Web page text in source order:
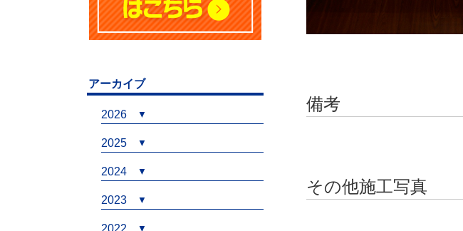
備考
その他施工写真
アーカイブ
2026
2025
2024
2023
2022